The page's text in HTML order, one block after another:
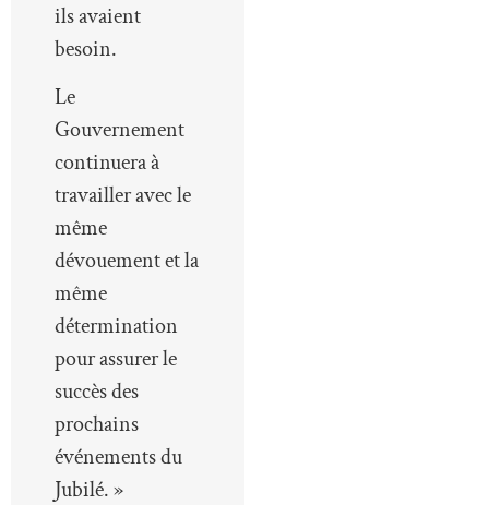
ils avaient
besoin.
Le
Gouvernement
continuera à
travailler avec le
même
dévouement et la
même
détermination
pour assurer le
succès des
prochains
événements du
Jubilé. »